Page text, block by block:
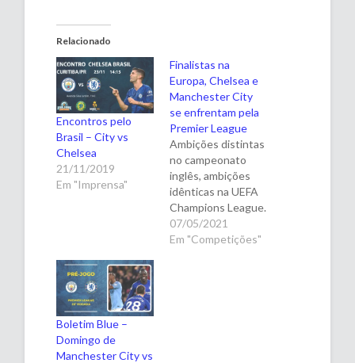
Relacionado
Encontros pelo
Brasil – City vs
Chelsea
21/11/2019
Em "Imprensa"
Finalistas na
Europa, Chelsea e
Manchester City
se enfrentam pela
Premier League
Ambições distintas
no campeonato
inglês, ambições
idênticas na UEFA
Champions League.
É assim que
chegam Chelsea e
07/05/2021
Em "Competições"
Boletim Blue –
Domingo de
Manchester City vs